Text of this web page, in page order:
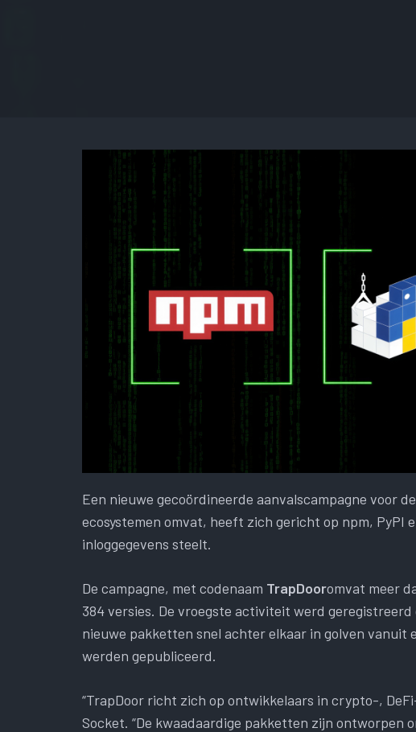
Een nieuwe gecoördineerde aanvalscampagne voor
ecosystemen omvat, heeft zich gericht op npm, PyPI
inloggegevens steelt.
De campagne, met codenaam TrapDooromvat meer
384 versies. De vroegste activiteit werd geregistreerd
nieuwe pakketten snel achter elkaar in golven vanuit
werden gepubliceerd.
“TrapDoor richt zich op ontwikkelaars in crypto-,
Socket. “De kwaadaardige pakketten zijn ontworpen